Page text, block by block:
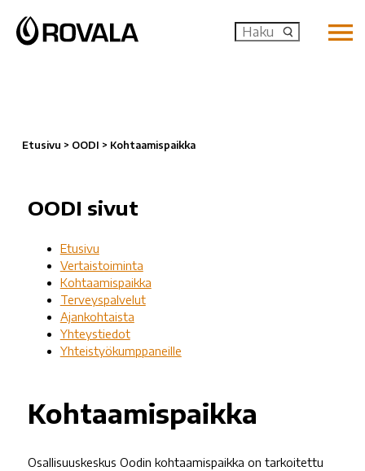
Etusivu > OODI > Kohtaamispaikka
OODI sivut
Etusivu
Vertaistoiminta
Kohtaamispaikka
Terveyspalvelut
Ajankohtaista
Yhteystiedot
Yhteistyökumppaneille
Kohtaamispaikka
Osallisuuskeskus Oodin kohtaamispaikka on tarkoitettu